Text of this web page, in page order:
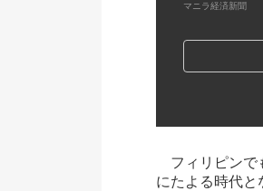
マニラ経済新聞
フィリピンで
にたよる時代と